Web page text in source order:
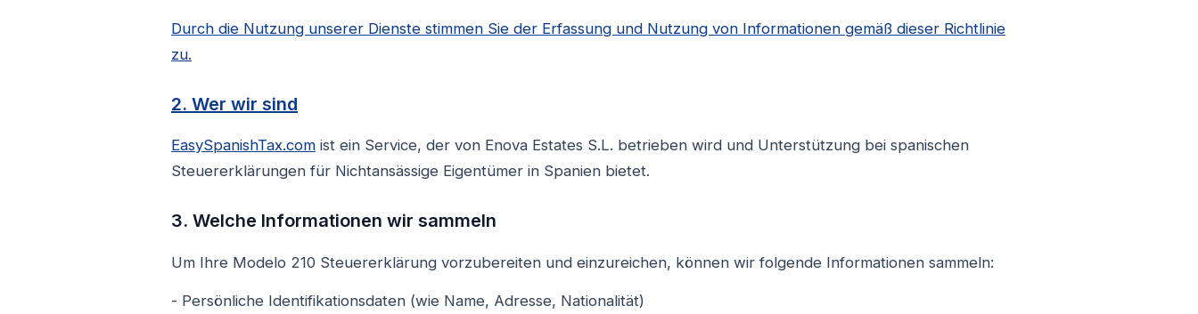
Durch die Nutzung unserer Dienste stimmen Sie der Erfassung und Nutzung von Informationen gemäß dieser Richtlinie
zu.
2. Wer wir sind
EasySpanishTax.com ist ein Service, der von Enova Estates S.L. betrieben wird und Unterstützung bei spanischen
Steuererklärungen für Nichtansässige Eigentümer in Spanien bietet.
3. Welche Informationen wir sammeln
Um Ihre Modelo 210 Steuererklärung vorzubereiten und einzureichen, können wir folgende Informationen sammeln:
- Persönliche Identifikationsdaten (wie Name, Adresse, Nationalität)